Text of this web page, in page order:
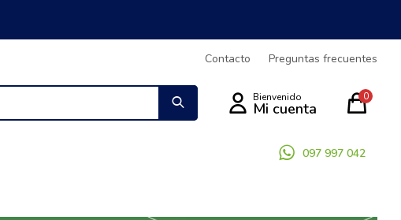
097 997 042
0
Contacto Preguntas frecuentes